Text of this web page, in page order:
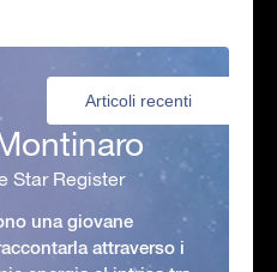
Articoli recenti
Star Register
una giovane
attraverso i